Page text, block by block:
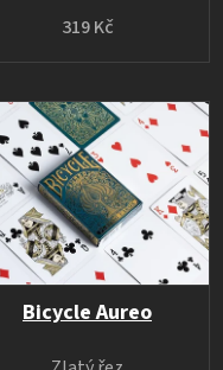
319 Kč
Bicycle Aureo